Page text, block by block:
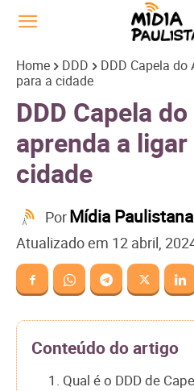
Home DDD
DDD Capela do
para a cidade
DDD Capela
aprenda a
cidade
PorMídia Paulistana
Atualizado em 12 abril,
Conteúdo do artigo
1. Qual é o DDD de